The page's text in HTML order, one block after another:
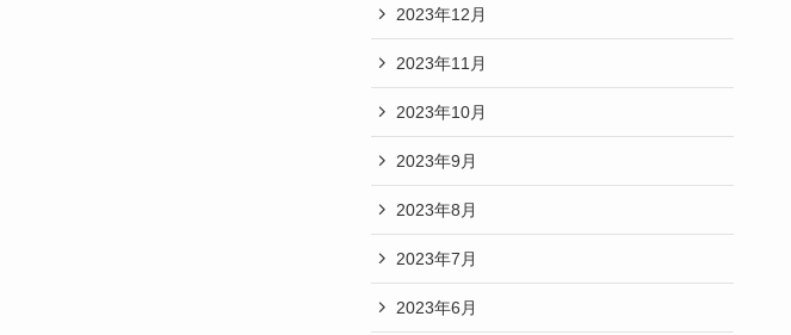
2023年12月
2023年11月
2023年10月
2023年9月
2023年8月
2023年7月
2023年6月